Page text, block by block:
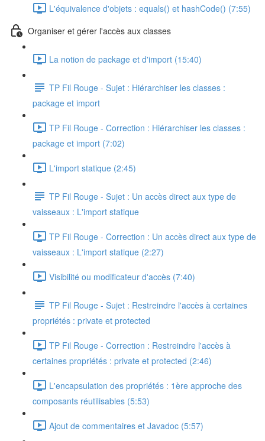
L'équivalence d'objets : equals() et hashCode() (7:55)
Organiser et gérer l'accès aux classes
La notion de package et d'import (15:40)
TP Fil Rouge - Sujet : Hiérarchiser les classes :
package et import
TP Fil Rouge - Correction : Hiérarchiser les classes :
package et import (7:02)
L'import statique (2:45)
TP Fil Rouge - Sujet : Un accès direct aux type de
vaisseaux : L'import statique
TP Fil Rouge - Correction : Un accès direct aux type de
vaisseaux : L'import statique (2:27)
Visibilité ou modificateur d'accès (7:40)
TP Fil Rouge - Sujet : Restreindre l'accès à certaines
propriétés : private et protected
TP Fil Rouge - Correction : Restreindre l'accès à
certaines propriétés : private et protected (2:46)
L'encapsulation des propriétés : 1ère approche des
composants réutilisables (5:53)
Ajout de commentaires et Javadoc (5:57)